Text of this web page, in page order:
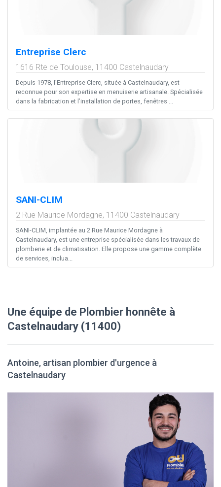
Entreprise Clerc
1616 Rte de Toulouse, 11400 Castelnaudary
Depuis 1978, l’Entreprise Clerc, située à Castelnaudary, est
reconnue pour son expertise en menuiserie artisanale. Spécialisée
dans la fabrication et l’installation de portes, fenêtres ...
SANI-CLIM
2 Rue Maurice Mordagne, 11400 Castelnaudary
SANI-CLIM, implantée au 2 Rue Maurice Mordagne à
Castelnaudary, est une entreprise spécialisée dans les travaux de
plomberie et de climatisation. Elle propose une gamme complète
de services, inclua...
Une équipe de Plombier honnête à
Castelnaudary (11400)
Antoine, artisan plombier d'urgence à
Castelnaudary